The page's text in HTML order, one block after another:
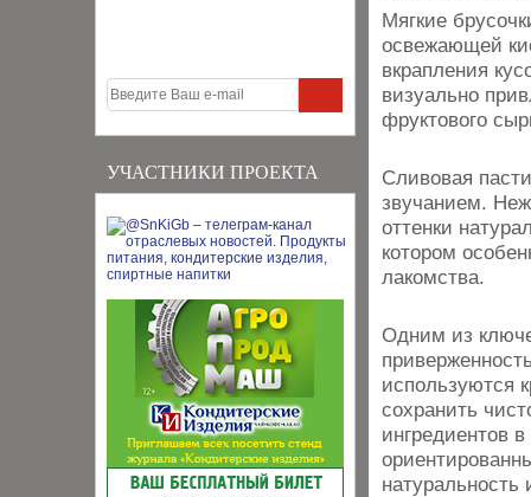
УЧАСТНИКИ ПРОЕКТА
Мягкие
освежающей
вкрапления
визуально
фруктового
Сливовая
звучанием.
оттенки
котором
лакомства.
Одним из
используются
сохранить
ингредиентов